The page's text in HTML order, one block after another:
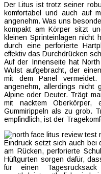
Der Litus ist trotz seiner
komfortabel und auch auf
angenehm. Was uns
kompakt am Körper sitzt
kleinen Sprinteinlagen nicht
durch eine perforierte
effektiv das Durchdrücken
Auf der Innenseite hat
Wulst aufgebracht, der
mit dem Panel
angenehm, allerdings nicht
Alpine oder Deuter. Trägt
mit nacktem Oberkörper,
Gummirippeln als zu grob.
empfindlich, ist der
Eindruck setzt sich auch bei
am Rücken, perforierte
Hüftgurten sorgen dafür,
für einen Tagesrucksack